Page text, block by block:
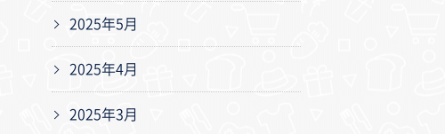
2025年5月
2025年4月
2025年3月